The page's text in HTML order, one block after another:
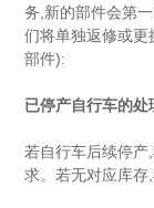
务,新的部件会第
们将单独返修或
部件):
已停产自行车的处
若自行车后续停
求。若无对应库